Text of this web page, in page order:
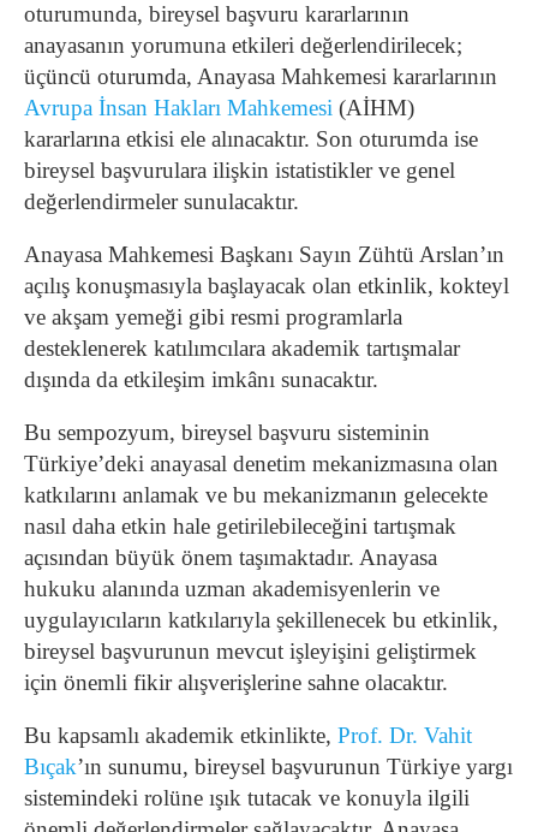
oturumunda, bireysel başvuru kararlarının
anayasanın yorumuna etkileri değerlendirilecek;
üçüncü oturumda, Anayasa Mahkemesi kararlarının
Avrupa İnsan Hakları Mahkemesi (AİHM)
kararlarına etkisi ele alınacaktır. Son oturumda ise
bireysel başvurulara ilişkin istatistikler ve genel
değerlendirmeler sunulacaktır.
Anayasa Mahkemesi Başkanı Sayın Zühtü Arslan’ın
açılış konuşmasıyla başlayacak olan etkinlik, kokteyl
ve akşam yemeği gibi resmi programlarla
desteklenerek katılımcılara akademik tartışmalar
dışında da etkileşim imkânı sunacaktır.
Bu sempozyum, bireysel başvuru sisteminin
Türkiye’deki anayasal denetim mekanizmasına olan
katkılarını anlamak ve bu mekanizmanın gelecekte
nasıl daha etkin hale getirilebileceğini tartışmak
açısından büyük önem taşımaktadır. Anayasa
hukuku alanında uzman akademisyenlerin ve
uygulayıcıların katkılarıyla şekillenecek bu etkinlik,
bireysel başvurunun mevcut işleyişini geliştirmek
için önemli fikir alışverişlerine sahne olacaktır.
Bu kapsamlı akademik etkinlikte, Prof. Dr. Vahit
Bıçak’ın sunumu, bireysel başvurunun Türkiye yargı
sistemindeki rolüne ışık tutacak ve konuyla ilgili